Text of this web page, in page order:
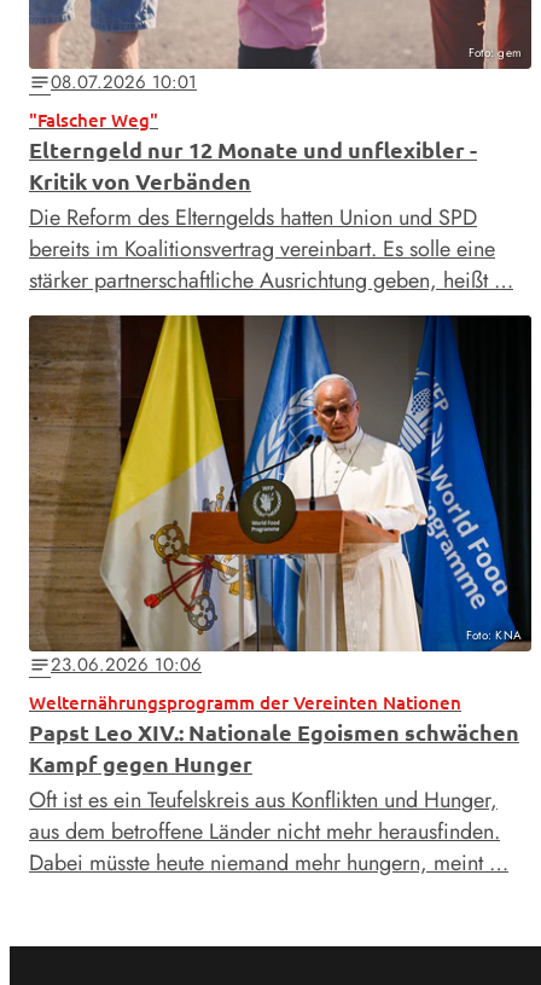
Foto: gem
notes08.07.2026 10:01
"Falscher Weg"
Elterngeld nur 12 Monate und unflexibler -
Kritik von Verbänden
Die Reform des Elterngelds hatten Union und SPD
bereits im Koalitionsvertrag vereinbart. Es solle eine
stärker partnerschaftliche Ausrichtung geben, heißt …
Foto: KNA
notes23.06.2026 10:06
Welternährungsprogramm der Vereinten Nationen
Papst Leo XIV.: Nationale Egoismen schwächen
Kampf gegen Hunger
Oft ist es ein Teufelskreis aus Konflikten und Hunger,
aus dem betroffene Länder nicht mehr herausfinden.
Dabei müsste heute niemand mehr hungern, meint …